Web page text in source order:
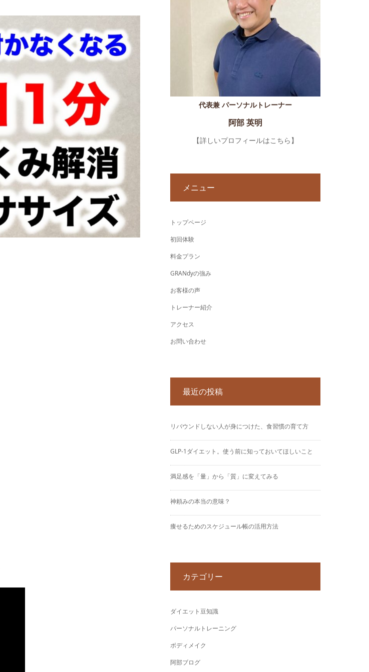
代表兼 パーソナルトレーナー
阿部 英明
【詳しいプロフィールはこちら】
メニュー
トップページ
初回体験
料金プラン
GRANdyの強み
お客様の声
トレーナー紹介
アクセス
お問い合わせ
最近の投稿
リバウンドしない人が身につけた、食習慣の育て方
GLP-1ダイエット。使う前に知っておいてほしいこと
満足感を「量」から「質」に変えてみる
神頼みの本当の意味？
痩せるためのスケジュール帳の活用方法
カテゴリー
ダイエット豆知識
パーソナルトレーニング
ボディメイク
阿部ブログ